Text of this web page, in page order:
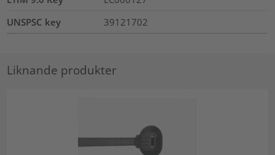
UNSPSC key
39121702
Liknande produkter